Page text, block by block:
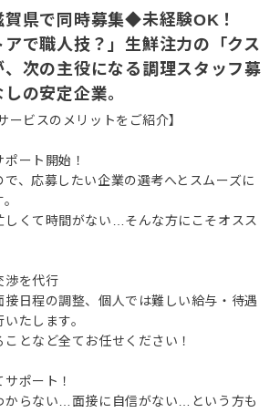
賀県で同時募集◆未経験OK！
アで職人技？」生鮮注力の「クス
、次の主役になる調理スタッフ募
の安定企業。
ービスのメリットをご紹介】
ート開始！
、応募したい企業の選考へとスムーズに
しくて時間がない…そんな方にこそオスス
渉を代行
接日程の調整、個人では難しい給与・待遇
たします。
となど全てお任せください！
ポート！
からない…面接に自信がない…という方も